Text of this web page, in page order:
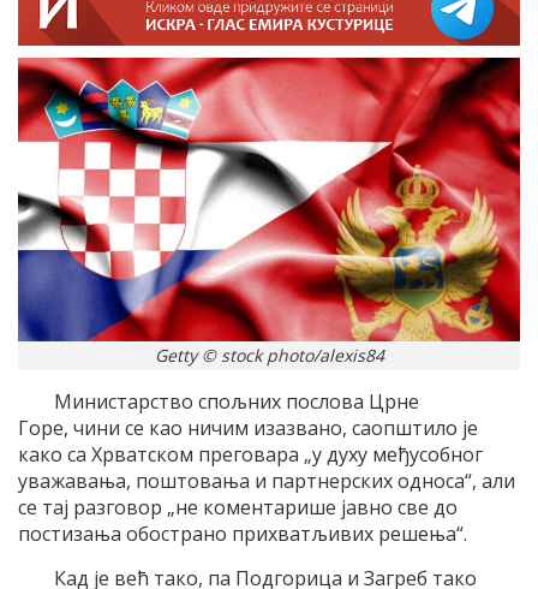
Getty © stock photo/alexis84
Министарство спољних послова Црне
Горе, чини се као ничим изазвано, саопштило је
како са Хрватском преговара „у духу међусобног
уважавања, поштовања и партнерских односа“, али
се тај разговор „не коментарише јавно све до
постизања обострано прихватљивих решења“.
Кад је већ тако, па Подгорица и Загреб тако